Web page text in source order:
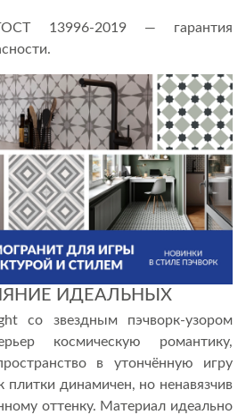
13996-2019 — гарантия
ИДЕАЛЬНЫХ
со звездным пэчворк-узором
космическую романтику,
в утончённую игру
плитки динамичен, но ненавязчив
оттенку. Материал идеально